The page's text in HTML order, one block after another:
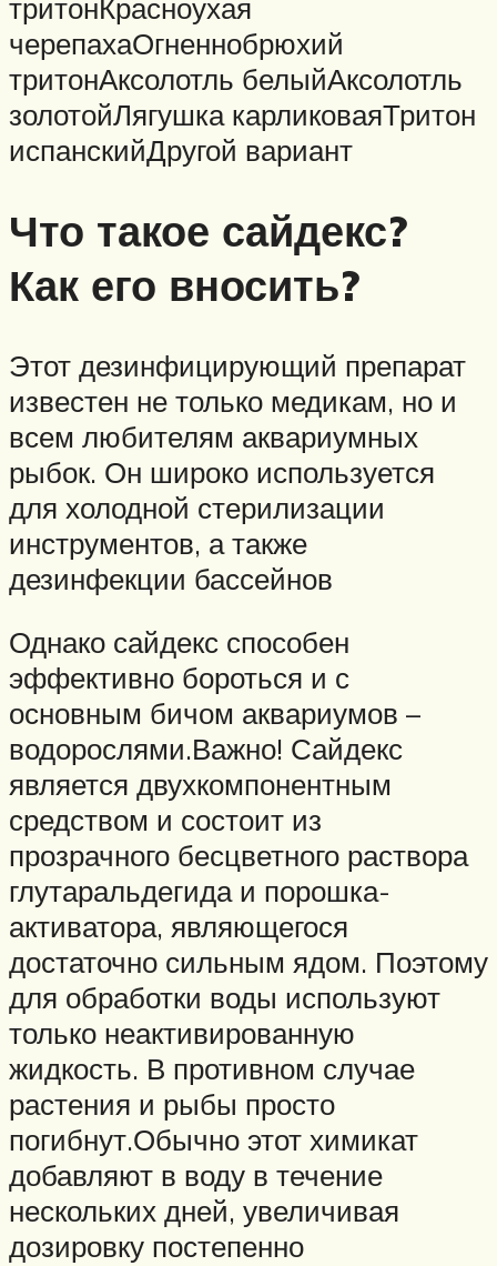
тритонКрасноухая
черепахаОгненнобрюхий
тритонАксолотль белыйАксолотль
золотойЛягушка карликоваяТритон
испанскийДругой вариант
Что такое сайдекс?
Как его вносить?
Этот дезинфицирующий препарат
известен не только медикам, но и
всем любителям аквариумных
рыбок. Он широко используется
для холодной стерилизации
инструментов, а также
дезинфекции бассейнов
Однако сайдекс способен
эффективно бороться и с
основным бичом аквариумов –
водорослями.Важно! Сайдекс
является двухкомпонентным
средством и состоит из
прозрачного бесцветного раствора
глутаральдегида и порошка-
активатора, являющегося
достаточно сильным ядом. Поэтому
для обработки воды используют
только неактивированную
жидкость. В противном случае
растения и рыбы просто
погибнут.Обычно этот химикат
добавляют в воду в течение
нескольких дней, увеличивая
дозировку постепенно